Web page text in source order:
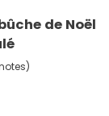
de Noël